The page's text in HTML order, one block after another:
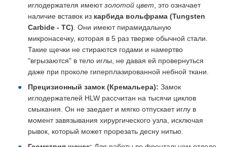
иглодержателя имеютзолотой цвет , это означает
наличие вставок из карбида вольфрама (Tungsten
Carbide - TC) . Они имеют пирамидальную
микронасечку, которая в 5 раз тверже обычной стали.
Такие щечки не стираются годами и намертво
"вгрызаются" в тело иглы, не давая ей провернуться
даже при проколе гиперплазированной небной ткани.
Прецизионный замок (Кремальера): Замок
иглодержателей HLW рассчитан на тысячи циклов
смыкания. Он не заедает и мягко отпускает иглу в
момент завязывания хирургического узла, исключая
рывок, который может прорезать десну нитью.